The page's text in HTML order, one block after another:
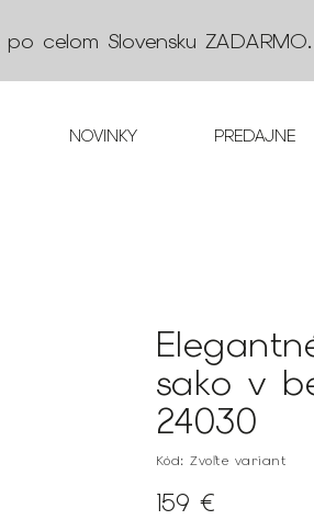
po celom Slovensku ZADARMO.
NOVINKY PREDAJNE
sako v
24030
Kód: Zvoľte variant
159 €